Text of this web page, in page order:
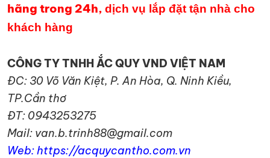
hãng trong 24h, dịch vụ lắp đặt tận nhà cho
khách hàng
CÔNG TY TNHH ẮC QUY VND VIỆT NAM
ĐC: 30 Võ Văn Kiệt, P. An Hòa, Q. Ninh Kiều,
TP.Cần thơ
ĐT: 0943253275
Mail: van.b.trinh88@gmail.com
Web: https://acquycantho.com.vn